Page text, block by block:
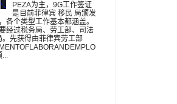
PEZA为主，9G工作签证
是目前菲律宾 移民 局颁发
各个类型工作基本都涵盖。
经过税务局、劳工部、司法
。先获得由菲律宾劳工部
...